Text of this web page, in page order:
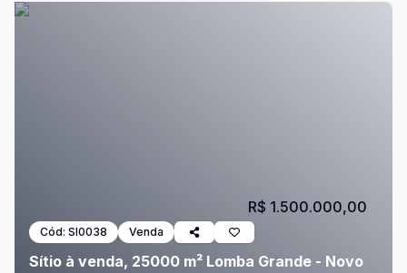
Cód: SI0038 Venda
Sítio à venda, 25000 m² Lomba Grande - Novo
R$ 1.500.000,00